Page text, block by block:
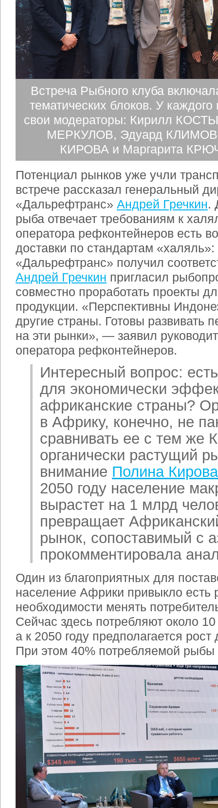
Встреча Рыбного клуба
тематических блоков. У
свои модераторы: Кирилл
МЕРКУЛОВ, Эдуард
КИРОВА и Маргарита
Потенциал рынков уже учли
встрече рассказал генеральный
«Дальрефтранс» Андрей Гречкин.
рыба отвечает требованиям к
оператора рефконтейнеров есть
доставки по стандартам
«Дальрефтранс» получил
Андрей Гречкин пригласил
совместно проработать проекты
продукции. «Перспективны
другие страны. Готовы развивать
на эти рынки», — заявил
оператора рефконтейнеров.
Интересный вопрос:
для экономически
африканские страны?
в Африку, конечно, не
сравнивать ее с тем же
органически растущий
внимание Полина Кирова
2050 году население
вырастет на 1 млрд
превращает
рынок, сопоставимый с
прокомментировала
Один из благоприятных для
население Африки привыкло есть
необходимости менять
Сейчас здесь потребляют около
а к 2050 году предполагается
При этом 40% потребляемой